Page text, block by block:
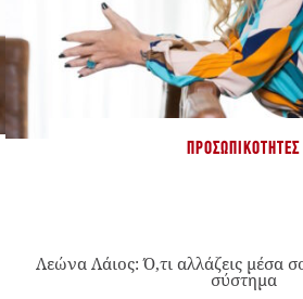
ΠΡΟΣΩΠΙΚΌΤΗΤΕΣ
Λεώνα Λάιος: Ό,τι αλλάζεις μέσα
σύστημα